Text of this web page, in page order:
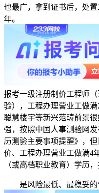
也最广，拿到证书后，处
年。
报考一级注册制价工程师
验），工程办理营业工做满
聪慧楼宇等新兴范畴前景
强，按照中国人事测验网
历测验主要事项提醒》，
价、工程办理营业工做满4
（或高档职业教育）学历
是风险最低、最稳妥的“